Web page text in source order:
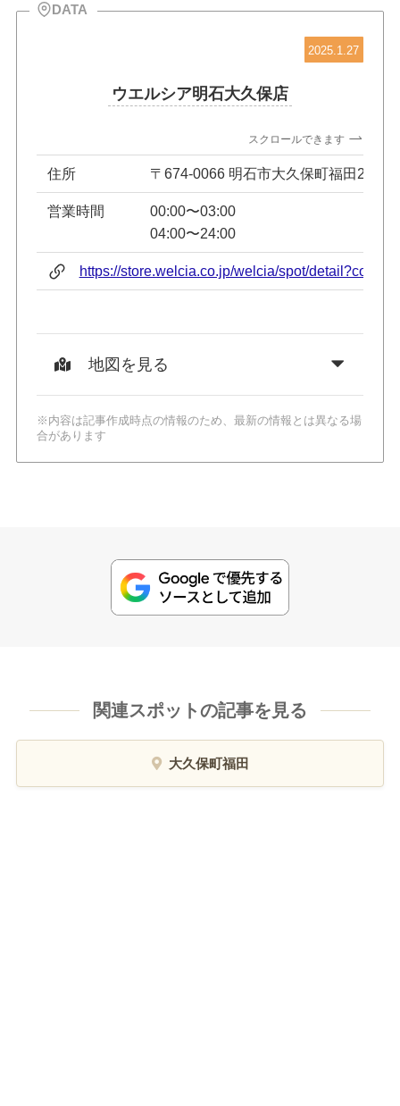
DATA
2025.1.27
ウエルシア明石大久保店
スクロールできます
住所 〒674-0066 明石市大久保町福田2-7-7
営業時間
00:00〜03:00
04:00〜24:00
https://store.welcia.co.jp/welcia/spot/
地図を見る
※内容は記事作成時点の情報のため、最新の情報とは異なる場
合があります
関連スポットの記事を見る
大久保町福田